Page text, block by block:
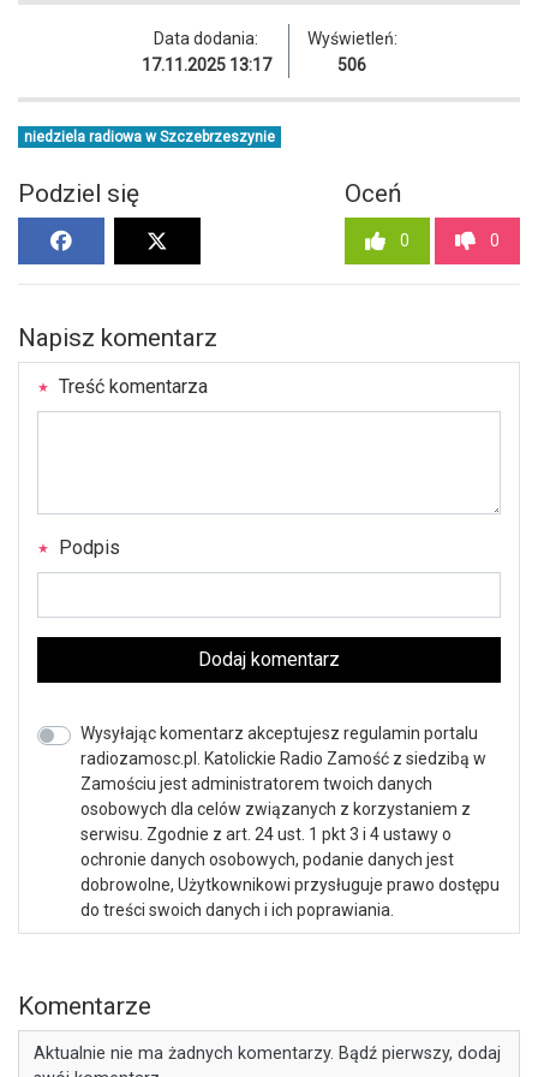
Data dodania:
17.11.2025 13:17
Wyświetleń:
506
niedziela radiowa w Szczebrzeszynie
Podziel się Oceń
0 0
Napisz komentarz
Treść komentarza
Podpis
Dodaj komentarz
Wysyłając komentarz akceptujesz regulamin portalu
radiozamosc.pl. Katolickie Radio Zamość z siedzibą w
Zamościu jest administratorem twoich danych
osobowych dla celów związanych z korzystaniem z
serwisu. Zgodnie z art. 24 ust. 1 pkt 3 i 4 ustawy o
ochronie danych osobowych, podanie danych jest
dobrowolne, Użytkownikowi przysługuje prawo dostępu
do treści swoich danych i ich poprawiania.
Komentarze
Aktualnie nie ma żadnych komentarzy. Bądź pierwszy, dodaj